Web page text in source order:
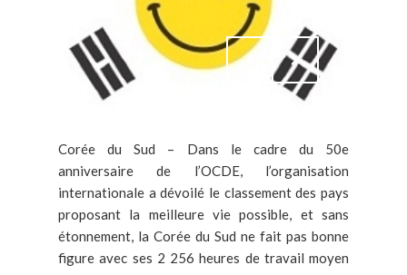
Corée du Sud – Dans le cadre du 50e
anniversaire de l’OCDE, l’organisation
internationale a dévoilé le classement des pays
proposant la meilleure vie possible, et sans
étonnement, la Corée du Sud ne fait pas bonne
figure avec ses 2 256 heures de travail moyen